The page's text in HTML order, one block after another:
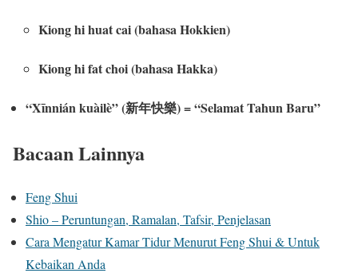
Kiong hi huat cai (bahasa Hokkien)
Kiong hi fat choi (bahasa Hakka)
“Xīnnián kuàilè” (新年快樂) = “Selamat Tahun Baru”
Bacaan Lainnya
Feng Shui
Shio – Peruntungan, Ramalan, Tafsir, Penjelasan
Cara Mengatur Kamar Tidur Menurut Feng Shui & Untuk
Kebaikan Anda